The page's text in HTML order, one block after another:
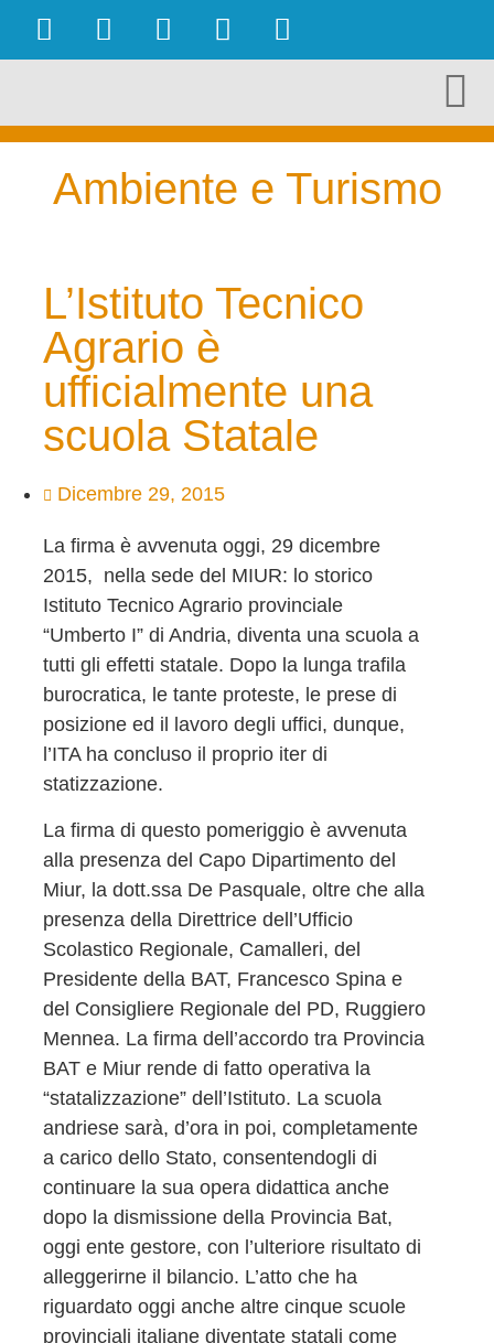
Ambiente e Turismo
L’Istituto Tecnico
Agrario è
ufficialmente una
scuola Statale
Dicembre 29, 2015
La firma è avvenuta oggi, 29 dicembre
2015, nella sede del MIUR: lo storico
Istituto Tecnico Agrario provinciale
“Umberto I” di Andria, diventa una scuola a
tutti gli effetti statale. Dopo la lunga trafila
burocratica, le tante proteste, le prese di
posizione ed il lavoro degli uffici, dunque,
l’ITA ha concluso il proprio iter di
statizzazione.
La firma di questo pomeriggio è avvenuta
alla presenza del Capo Dipartimento del
Miur, la dott.ssa De Pasquale, oltre che alla
presenza della Direttrice dell’Ufficio
Scolastico Regionale, Camalleri, del
Presidente della BAT, Francesco Spina e
del Consigliere Regionale del PD, Ruggiero
Mennea. La firma dell’accordo tra Provincia
BAT e Miur rende di fatto operativa la
“statalizzazione” dell’Istituto. La scuola
andriese sarà, d’ora in poi, completamente
a carico dello Stato, consentendogli di
continuare la sua opera didattica anche
dopo la dismissione della Provincia Bat,
oggi ente gestore, con l’ulteriore risultato di
alleggerirne il bilancio. L’atto che ha
riguardato oggi anche altre cinque scuole
provinciali italiane diventate statali come